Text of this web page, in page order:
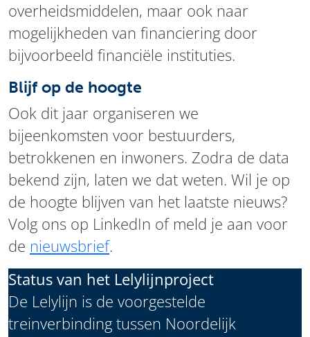
overheidsmiddelen, maar ook naar
mogelijkheden van financiering door
bijvoorbeeld financiële instituties.
Blijf op de hoogte
Ook dit jaar organiseren we
bijeenkomsten voor bestuurders,
betrokkenen en inwoners. Zodra de data
bekend zijn, laten we dat weten. Wil je op
de hoogte blijven van het laatste nieuws?
Volg ons op LinkedIn of meld je aan voor
de nieuwsbrief.
Status van het Lelylijnproject
De Lelylijn is de voorgestelde
treinverbinding tussen Noordelijk